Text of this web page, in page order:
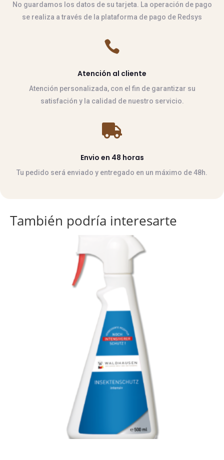
No guardamos los datos de su tarjeta. La operación de pago
se realiza a través de la plataforma de pago de Redsys

Atención al cliente
Atención personalizada, con el fin de garantizar su
satisfación y la calidad de nuestro servicio.

Envio en 48 horas
Tu pedido será enviado y entregado en un máximo de 48h.
También podría interesarte